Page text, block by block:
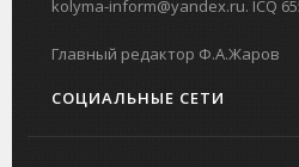
kolyma-inform@yandex.ru. ICQ
Главный редактор Ф.А.Жаров
СОЦИАЛЬНЫЕ СЕТИ